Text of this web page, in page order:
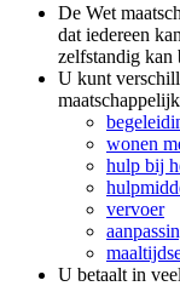
De Wet
dat iedereen
zelfstandig
U kunt
wonen
hulp bij
vervoer
U betaalt in